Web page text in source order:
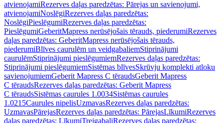
atvienojamiRezerves daļas paredzētas: Pārejas un savienojumi,
atvienojamiNoslēgiRezerves daļas paredzētas:
NoslēgiPieslēgumiRezerves daļas paredzētas:
PieslēgumiGeberitMapress nerūsējošais tērauds, piederumiRezerves
daļas paredzētas: GeberitMapress nerūsējošais tērauds,
piederumiBlīves caurulēm un veidgabaliemStiprinājumi
caurulēmStiprinājumi pieslēgumiemRezerves daļas paredzētas:
Stiprinājumi pieslēgumiemSistēmas blīvesSkrūvju komplekti atloku
savienojumiemGeberit Mapress C tēraudsGeberit Mapress
C tēraudsRezerves daļas paredzētas: Geberit Mapress
C tēraudsSistēmas caurules 1.0034Sistēmas caurules
1.0215Caurules nipelisUzmavasRezerves daļas paredzētas:
UzmavasPārejasRezerves daļas paredzētas: PārejasLīkumiRezerves
daļas paredzētas: LīkumiTrejgabaliRezerves daļas paredzētas: